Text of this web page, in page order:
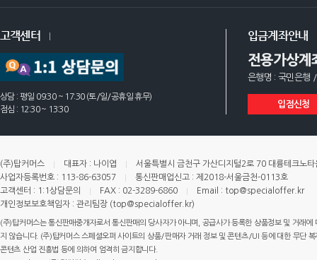
고객센터
상담 : 평일 09:30 ~ 17:30 (토/일/공휴일 휴무)
점심 : 12:30 ~ 13:30
입금계좌안내
전용가상계
은행명 : 국민은행
입점신청
(주)탑커머스 대표자 : 나이엽
서울특별시 금천구 가산디지털2로 70 대륭테크노
사업자등록번호 : 113-86-63057
통신판매업신고 : 제2018-서울금천-0113호
고객센터 : 1:1상담문의
FAX : 02-3289-6860
Email : top@specialoffer.kr
개인정보보호책임자 : 관리팀장 (top@specialoffer.kr)
(주)탑커머스는 통신판매중개자로서 통신판매의 당사자가 아니며, 공급사가 등록한 상품정보 및 거래
지 않습니다. (주)탑커머스 스페셜오퍼 사이트의 상품/판매자 거래 정보 및 콘텐츠/UI 등에 대한 무단
콘텐츠 산업 진흥법 등에 의하여 엄격히 금지합니다.